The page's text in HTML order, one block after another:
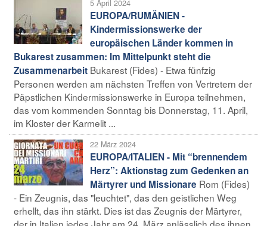
5 April 2024
EUROPA/RUMÄNIEN -
Kindermissionswerke der
europäischen Länder kommen in
Bukarest zusammen: Im Mittelpunkt steht die
Zusammenarbeit Bukarest (Fides) - Etwa fünfzig
Personen werden am nächsten Treffen von Vertretern der
Päpstlichen Kindermissionswerke in Europa teilnehmen,
das vom kommenden Sonntag bis Donnerstag, 11. April,
im Kloster der Karmelit ...
22 März 2024
EUROPA/ITALIEN - Mit “brennendem
Herz”: Aktionstag zum Gedenken an
Märtyrer und Missionare Rom (Fides)
- Ein Zeugnis, das "leuchtet", das den geistlichen Weg
erhellt, das ihn stärkt. Dies ist das Zeugnis der Märtyrer,